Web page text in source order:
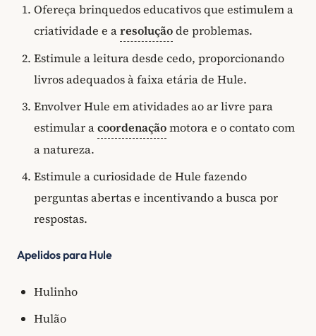
Ofereça brinquedos educativos que estimulem a
criatividade e aresoluçãode problemas.
Estimule a leitura desde cedo, proporcionando
livros adequados à faixa etária de Hule.
Envolver Hule em atividades ao ar livre para
estimular acoordenaçãomotora e o contato com
a natureza.
Estimule a curiosidade de Hule fazendo
perguntas abertas e incentivando a busca por
respostas.
Apelidos para Hule
Hulinho
Hulão